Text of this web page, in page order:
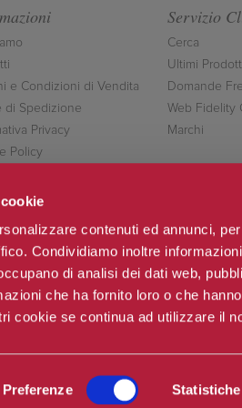
contenuti ed annunci,
Condividiamo inoltre
di analisi dei dati web,
che ha fornito loro o che
cookie se continua ad utilizzare il
Preferenze Statistiche
e Condizioni di Vendita
di Spedizione
Privacy
Policy
Servizio
Cerca
Ultimi
Domande
Web Fidelity
Marchi
Seguici
& C.sas